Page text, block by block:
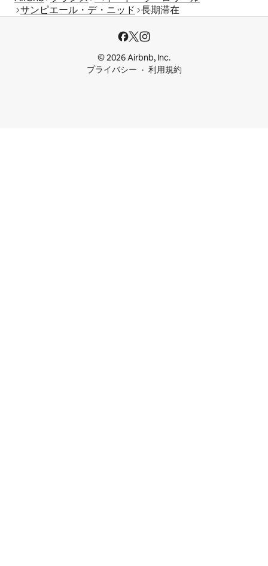
サンピエール・デ・ニッド 長期滞在
© 2026 Airbnb, Inc.
プライバシー
利用規約